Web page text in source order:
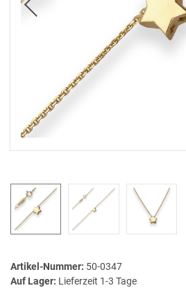
Artikel-Nummer: 50-0347
Auf Lager: Lieferzeit 1-3 Tage